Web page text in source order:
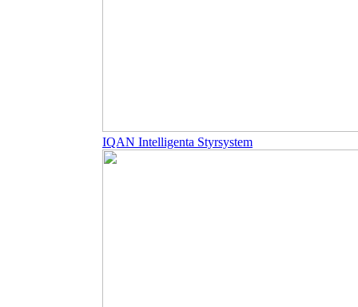
IQAN Intelligenta Styrsystem